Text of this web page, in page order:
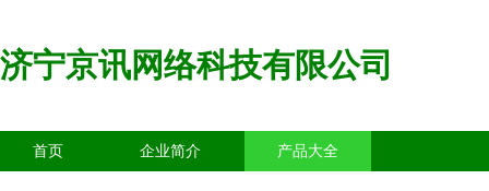
济宁京讯网络科技有限公司
首页 企业简介 产品大全